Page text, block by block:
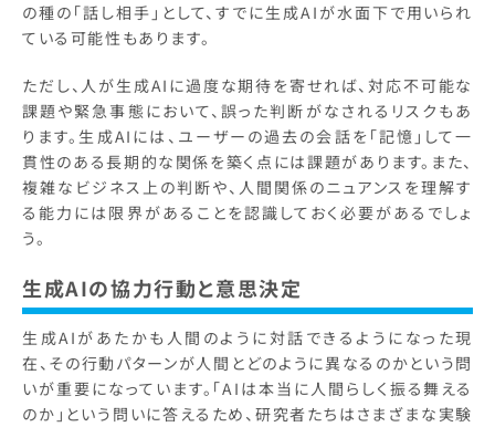
の種の「話し相手」として、すでに生成AIが水面下で用いられ
ている可能性もあります。
ただし、人が生成AIに過度な期待を寄せれば、対応不可能な
課題や緊急事態において、誤った判断がなされるリスクもあ
ります。生成AIには、ユーザーの過去の会話を「記憶」して一
貫性のある長期的な関係を築く点には課題があります。また、
複雑なビジネス上の判断や、人間関係のニュアンスを理解す
る能力には限界があることを認識しておく必要があるでしょ
う。
生成AIの協力行動と意思決定
生成AIがあたかも人間のように対話できるようになった現
在、その行動パターンが人間とどのように異なるのかという問
いが重要になっています。「AIは本当に人間らしく振る舞える
のか」という問いに答えるため、研究者たちはさまざまな実験